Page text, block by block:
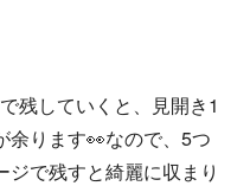
残していくと、見開き1
余ります👀なので、5つ
で残すと綺麗に収まり